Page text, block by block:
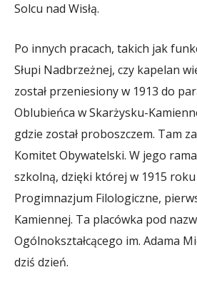
Solcu nad Wisłą.
Po innych pracach, takich jak
Słupi Nadbrzeżnej, czy kapelan
został przeniesiony w 1913 do
Oblubieńca w Skarżysku-
gdzie został proboszczem. Tam
Komitet Obywatelski. W jego
szkolną, dzięki której w 1915
Progimnazjum Filologiczne,
Kamiennej. Ta placówka pod
Ogólnokształcącego im. Adama
dziś dzień.